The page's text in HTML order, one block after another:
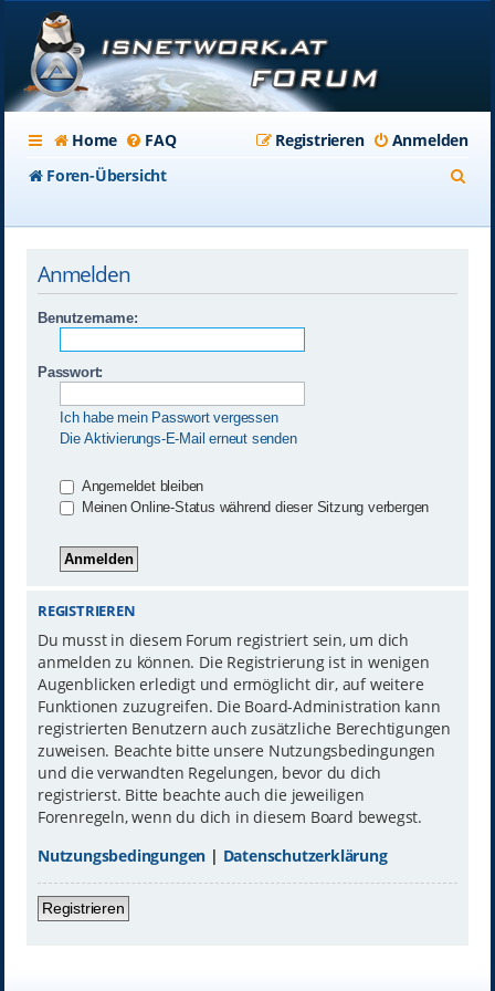
Home FAQ Anmelden
Registrieren
Foren-Übersicht
Anmelden
Benutzername:
Passwort:
Ich habe mein Passwort vergessen
Die Aktivierungs-E-Mail erneut senden
Angemeldet bleiben
Meinen Online-Status während dieser Sitzung verbergen
REGISTRIEREN
Du musst in diesem Forum registriert sein, um dich
anmelden zu können. Die Registrierung ist in wenigen
Augenblicken erledigt und ermöglicht dir, auf weitere
Funktionen zuzugreifen. Die Board-Administration kann
registrierten Benutzern auch zusätzliche Berechtigungen
zuweisen. Beachte bitte unsere Nutzungsbedingungen
und die verwandten Regelungen, bevor du dich
registrierst. Bitte beachte auch die jeweiligen
Forenregeln, wenn du dich in diesem Board bewegst.
Nutzungsbedingungen | Datenschutzerklärung
Registrieren